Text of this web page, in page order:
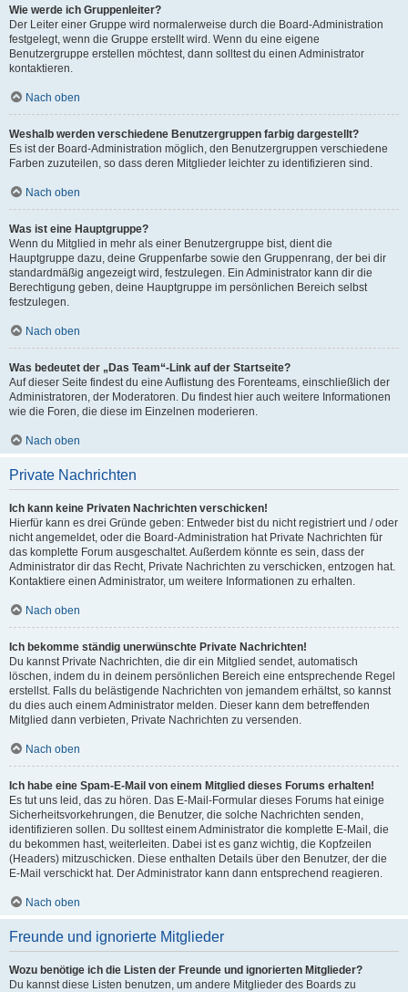
Wie werde ich Gruppenleiter?
Der Leiter einer Gruppe wird normalerweise durch die Board-Administration
festgelegt, wenn die Gruppe erstellt wird. Wenn du eine eigene
Benutzergruppe erstellen möchtest, dann solltest du einen Administrator
kontaktieren.
Nach oben
Weshalb werden verschiedene Benutzergruppen farbig dargestellt?
Es ist der Board-Administration möglich, den Benutzergruppen verschiedene
Farben zuzuteilen, so dass deren Mitglieder leichter zu identifizieren sind.
Nach oben
Was ist eine Hauptgruppe?
Wenn du Mitglied in mehr als einer Benutzergruppe bist, dient die
Hauptgruppe dazu, deine Gruppenfarbe sowie den Gruppenrang, der bei dir
standardmäßig angezeigt wird, festzulegen. Ein Administrator kann dir die
Berechtigung geben, deine Hauptgruppe im persönlichen Bereich selbst
festzulegen.
Nach oben
Was bedeutet der „Das Team“-Link auf der Startseite?
Auf dieser Seite findest du eine Auflistung des Forenteams, einschließlich der
Administratoren, der Moderatoren. Du findest hier auch weitere Informationen
wie die Foren, die diese im Einzelnen moderieren.
Nach oben
Private Nachrichten
Ich kann keine Privaten Nachrichten verschicken!
Hierfür kann es drei Gründe geben: Entweder bist du nicht registriert und / oder
nicht angemeldet, oder die Board-Administration hat Private Nachrichten für
das komplette Forum ausgeschaltet. Außerdem könnte es sein, dass der
Administrator dir das Recht, Private Nachrichten zu verschicken, entzogen hat.
Kontaktiere einen Administrator, um weitere Informationen zu erhalten.
Nach oben
Ich bekomme ständig unerwünschte Private Nachrichten!
Du kannst Private Nachrichten, die dir ein Mitglied sendet, automatisch
löschen, indem du in deinem persönlichen Bereich eine entsprechende Regel
erstellst. Falls du belästigende Nachrichten von jemandem erhältst, so kannst
du dies auch einem Administrator melden. Dieser kann dem betreffenden
Mitglied dann verbieten, Private Nachrichten zu versenden.
Nach oben
Ich habe eine Spam-E-Mail von einem Mitglied dieses Forums erhalten!
Es tut uns leid, das zu hören. Das E-Mail-Formular dieses Forums hat einige
Sicherheitsvorkehrungen, die Benutzer, die solche Nachrichten senden,
identifizieren sollen. Du solltest einem Administrator die komplette E-Mail, die
du bekommen hast, weiterleiten. Dabei ist es ganz wichtig, die Kopfzeilen
(Headers) mitzuschicken. Diese enthalten Details über den Benutzer, der die
E-Mail verschickt hat. Der Administrator kann dann entsprechend reagieren.
Nach oben
Freunde und ignorierte Mitglieder
Wozu benötige ich die Listen der Freunde und ignorierten Mitglieder?
Du kannst diese Listen benutzen, um andere Mitglieder des Boards zu